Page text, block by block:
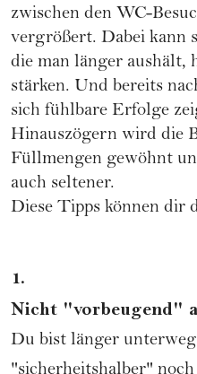
zwischen den WC-
vergrößert. Dabei kann
die man länger aushält,
stärken. Und bereits
sich fühlbare Erfolge
Hinauszögern wird die
Füllmengen gewöhnt
auch seltener.
Diese Tipps können dir
1.
Nicht "vorbeugend"
Du bist länger